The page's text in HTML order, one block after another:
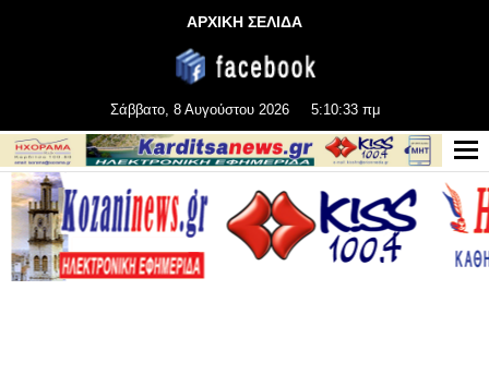
ΑΡΧΙΚΗ ΣΕΛΙΔΑ
Σάββατο, 8 Αυγούστου 2026 5:10:34 πμ